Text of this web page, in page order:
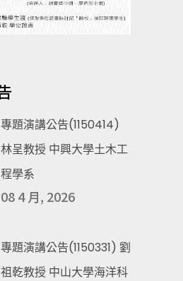
專題演講公告(1150414)
林呈教授 中興大學土木工
程學系
08 4 月, 2026
專題演講公告(1150331) 劉
祖乾教授 中山大學海洋科